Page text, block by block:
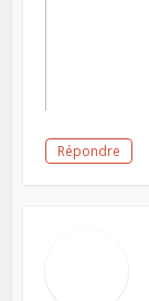
Répondre